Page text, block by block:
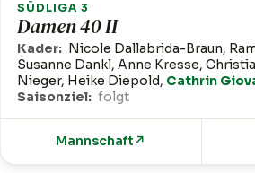
SÜDLIGA 3
Damen 40 II
Kader: Nicole Dallabrida-Braun,
Susanne Dankl, Anne Kresse,
Nieger, Heike Diepold, Cathrin
Saisonziel: folgt
Mannschaft ↗